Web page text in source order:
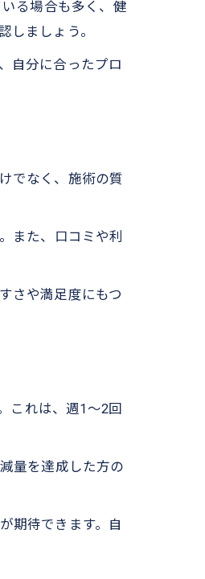
る場合も多く、健
しましょう。
自分に合ったプロ
でなく、施術の質
また、口コミや利
さや満足度にもつ
これは、週1～2回
量を達成した方の
期待できます。自